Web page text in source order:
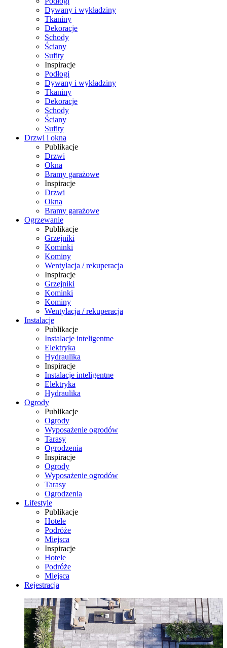
Dywany i wykładziny
Tkaniny
Dekoracje
Schody
Ściany
Sufity
Inspiracje
Podłogi
Dywany i wykładziny
Tkaniny
Dekoracje
Schody
Ściany
Sufity
Drzwi i okna
Publikacje
Drzwi
Okna
Bramy garażowe
Inspiracje
Drzwi
Okna
Bramy garażowe
Ogrzewanie
Publikacje
Grzejniki
Kominki
Kominy
Wentylacja / rekuperacja
Inspiracje
Grzejniki
Kominki
Kominy
Wentylacja / rekuperacja
Instalacje
Publikacje
Instalacje inteligentne
Elektryka
Hydraulika
Inspiracje
Instalacje inteligentne
Elektryka
Hydraulika
Ogrody
Publikacje
Ogrody
Wyposażenie ogrodów
Tarasy
Ogrodzenia
Inspiracje
Ogrody
Wyposażenie ogrodów
Tarasy
Ogrodzenia
Lifestyle
Publikacje
Hotele
Podróże
Miejsca
Inspiracje
Hotele
Podróże
Miejsca
Rejestracja